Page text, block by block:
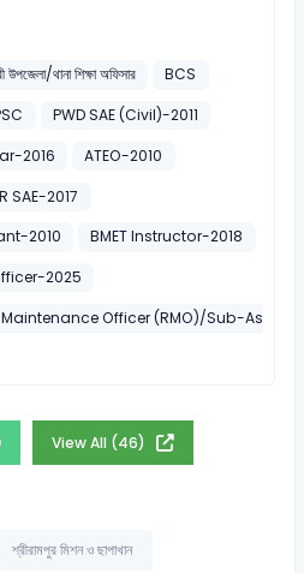
থানা শিক্ষা অফিসার
BCS
PWD SAE (Civil)-2011
2016
ATEO-2010
SAE-2017
2010
BMET Instructor-2018
2025
Officer (RMO)/Sub-
View All (46)
শ্রীরামপুর মিশন ও ছাপাখান